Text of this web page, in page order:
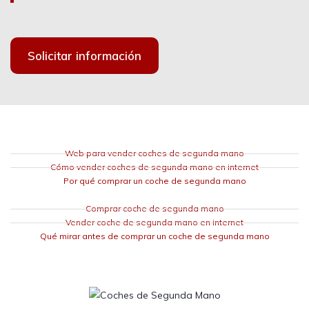
Solicitar información
Web para vender coches de segunda mano
Cómo vender coches de segunda mano en internet
Por qué comprar un coche de segunda mano
Comprar coche de segunda mano
Vender coche de segunda mano en internet
Qué mirar antes de comprar un coche de segunda mano